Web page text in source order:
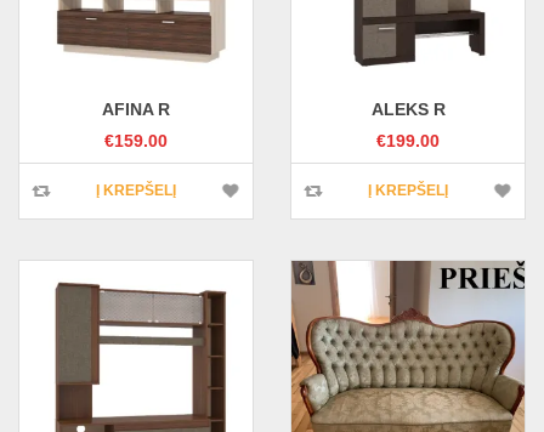
AFINA R
€159.00
Į KREPŠELĮ
ALEKS R
€199.00
Į KREPŠELĮ